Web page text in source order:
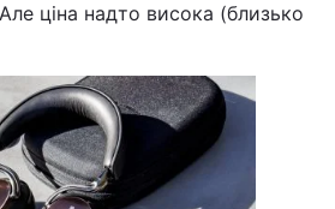
ціна надто висока (близько